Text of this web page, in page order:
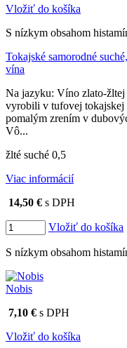
Vložiť do košíka
S nízkym obsahom
Tokajské samorodné
vína
Na jazyku: Víno zlato-žltej
vyrobili v tufovej
pomalým zrením v
Vô...
žlté suché 0,5
Viac informácií
14,50 € s DPH
Vložiť do košíka
S nízkym obsahom
Nobis
7,10 € s DPH
Vložiť do košíka